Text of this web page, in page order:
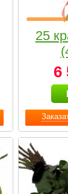
25
6